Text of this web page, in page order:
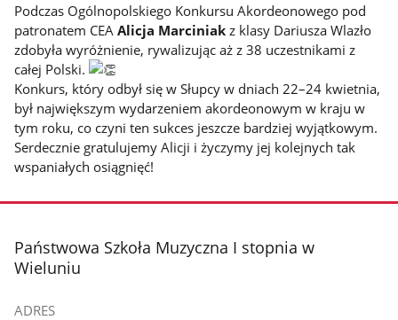
Podczas Ogólnopolskiego Konkursu Akordeonowego pod
patronatem CEAAlicja Marciniak z klasy Dariusza Wlazło
zdobyła wyróżnienie, rywalizując aż z 38 uczestnikami z
całej Polski.
Konkurs, który odbył się w Słupcy w dniach 22–24 kwietnia,
był największym wydarzeniem akordeonowym w kraju w
tym roku, co czyni ten sukces jeszcze bardziej wyjątkowym.
Serdecznie gratulujemy Alicji i życzymy jej kolejnych tak
wspaniałych osiągnięć!
stopka
Państwowa Szkoła Muzyczna I stopnia w
Wieluniu
ADRES